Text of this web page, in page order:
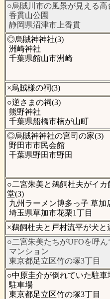
○烏賊川市の風景が見える高
香貫山公園
静岡県沼津市上香貫
◎烏賊神神社(3)
洲崎神社
千葉県館山市洲崎
×烏賊様の祠(3)
○逆さまの祠(3)
熊野神社
千葉県船橋市楠が山町
◎烏賊神神社の宮司の家(3)
野田市市民会館
千葉県野田市野田
○二宮朱美と鵜飼杜夫がイ
堂(3)
九州ラーメン博多っ子 草加
埼玉県草加市花栗1丁目
×鵜飼杜夫と戸村流平が犬と
○二宮朱美たちがUFOを呼
マンション
東京都足立区竹の塚3丁目
○中原圭介が倒れていた駐車
駐車場
東京都足立区竹の塚3丁目